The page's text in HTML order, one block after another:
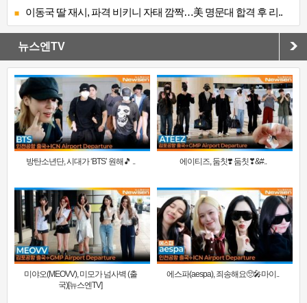
이동국 딸 재시, 파격 비키니 자태 깜짝…美 명문대 합격 후 리..
뉴스엔TV
방탄소년단, 시대가 ‘BTS’ 원해🎵 .. 에이티즈, 둠칫❣️ 둠칫❣&#..
미야오(MEOVV), 미모가 넘사벽 (출
국)[뉴스엔TV]
에스파(aespa), 죄송해요🥺🎤마이..